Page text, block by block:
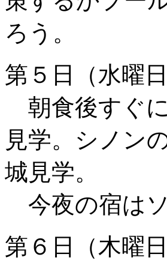
ろう。
第５日（水曜日
朝食後すぐ
見学。シノン
城見学。
今夜の宿は
第６日（木曜日